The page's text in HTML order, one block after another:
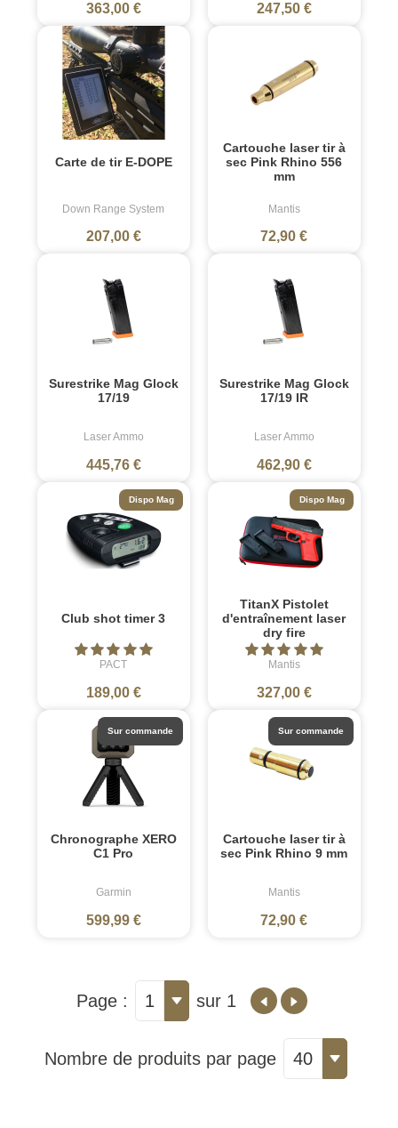
363,00 € 247,50 €
Carte de tir E-DOPE
Down Range System
207,00 €
Cartouche laser tir à
sec Pink Rhino 556
mm
Mantis
72,90 €
Surestrike Mag Glock
17/19
Laser Ammo
445,76 €
Surestrike Mag Glock
17/19 IR
Laser Ammo
462,90 €
Club shot timer 3
PACT
189,00 €
Dispo Mag
TitanX Pistolet
d'entraînement laser
dry fire
Mantis
327,00 €
Dispo Mag
Chronographe XERO
C1 Pro
Garmin
599,99 €
Sur commande
Cartouche laser tir à
sec Pink Rhino 9 mm
Mantis
72,90 €
Sur commande
Page : 1 sur 1
Nombre de produits par page 40